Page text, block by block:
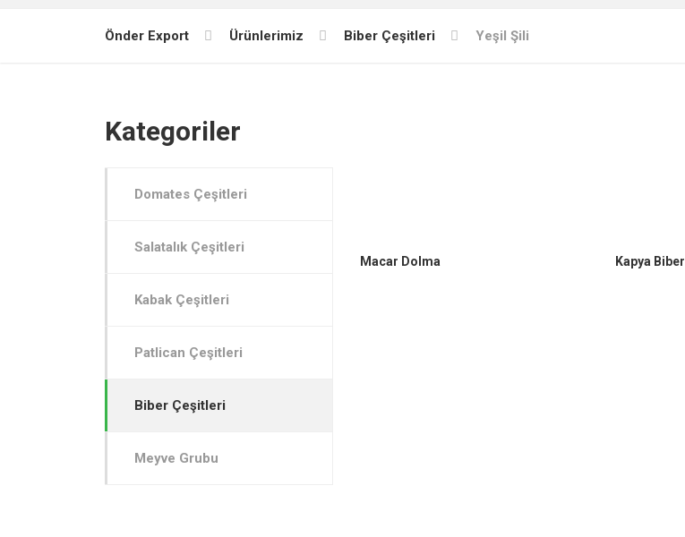
Önder Export Ürünlerimiz Biber Çeşitleri Yeşil Şili
Macar Dolma Kapya Biber
Kategoriler
Domates Çeşitleri
Salatalık Çeşitleri
Kabak Çeşitleri
Patlican Çeşitleri
Biber Çeşitleri
Meyve Grubu